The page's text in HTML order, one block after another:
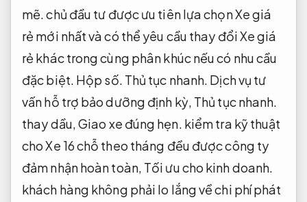
mẽ.chủ đầu tư được ưu tiên lựa chọn Xe giá
rẻ mới nhất và có thể yêu cầu thay đổi Xe giá
rẻ khác trong cùng phân khúc nếu có nhu cầu
đặc biệt. Hộp số. Thủ tục nhanh. Dịch vụ tư
vấn hỗ trợ bảo dưỡng định kỳ, Thủ tục nhanh.
thay dầu,Giao xe đúng hẹn. kiểm tra kỹ thuật
cho Xe 16 chỗ theo tháng đều được công ty
đảm nhận hoàn toàn, Tối ưu cho kinh doanh.
khách hàng không phải lo lắng về chi phí phát